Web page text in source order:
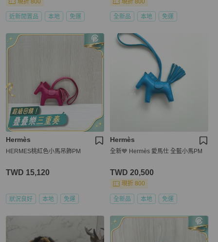
近新閒置品 本地 免運 全新品 本地 免運
Hermès
HERMES桃紅色小馬吊飾PM
TWD 15,120
狀況良好 本地 免運
Hermès
全新💙 Hermès 愛馬仕 全藍小馬PM
TWD 20,500
現折 800
全新品 本地 免運